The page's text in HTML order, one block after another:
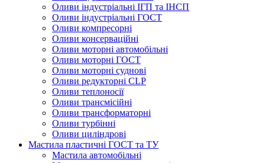
Оливи індустріальні ІГП та ІНСП
Оливи індустріальні ГОСТ
Оливи компресорні
Оливи консерваційні
Оливи моторні автомобільні
Оливи моторні ГОСТ
Оливи моторні суднові
Оливи редукторні CLP
Оливи теплоносії
Оливи трансмісійні
Оливи трансформаторні
Оливи турбінні
Оливи циліндрові
Мастила пластичні ГОСТ та ТУ
Мастила автомобільні